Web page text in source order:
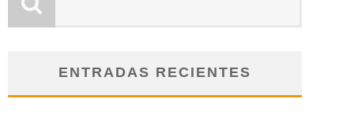
ENTRADAS RECIENTES